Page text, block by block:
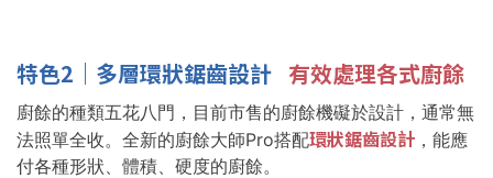
特色2｜ 多層環狀鋸齒設計 有效處理各式廚餘
廚餘的種類五花八門，目前市售的廚餘機礙於設計，通常無
法照單全收。全新的廚餘大師Pro搭配環狀鋸齒設計 ，能應
付各種形狀、體積、硬度的廚餘。